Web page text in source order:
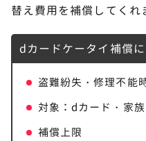
替え費用を補償してくれ
dカードケータイ補償
盗難紛失・修理不能
対象：dカード・家
補償上限